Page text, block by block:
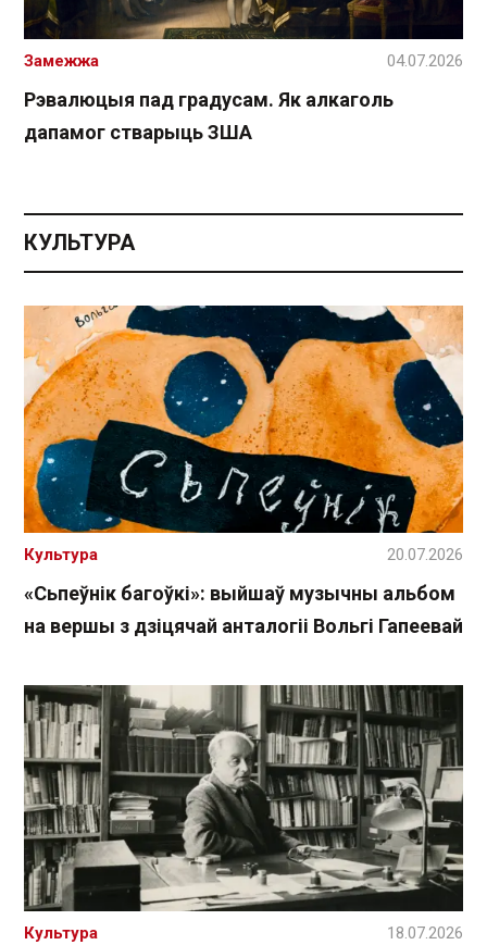
Рэвалюцыя пад градусам. Як алкаголь
дапамог стварыць ЗША
Замежжа 04.07.2026
КУЛЬТУРА
«Сьпеўнік багоўкі»: выйшаў музычны альбом
на вершы з дзіцячай анталогіі Вольгі Гапеевай
Культура 20.07.2026
Культура 18.07.2026